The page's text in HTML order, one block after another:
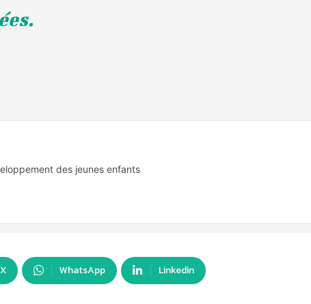
des jeunes enfants
X WhatsApp Linkedin